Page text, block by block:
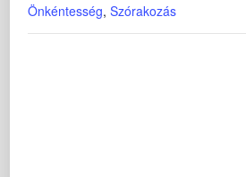
Önkéntesség,Szórakozás